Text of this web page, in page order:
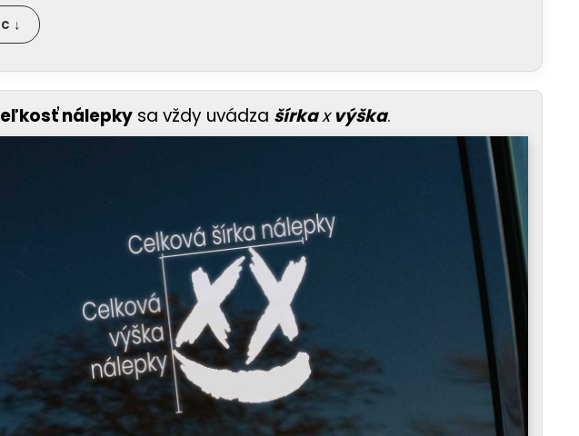
nálepka je dôkazom, že máš nadhľad a zmysel pre humor, ktorý
riadok a potom vybuchnú smiechom pri tom druhom. Si
nízko pri zemi, presne ako tvoji obľúbení obojživelníci, a táto nálepka
↓
nálepky sa vždy uvádza šírkaxvýška.